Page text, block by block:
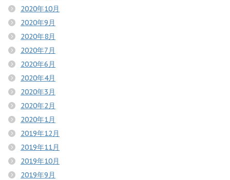
2020年10月
2020年9月
2020年8月
2020年7月
2020年6月
2020年4月
2020年3月
2020年2月
2020年1月
2019年12月
2019年11月
2019年10月
2019年9月